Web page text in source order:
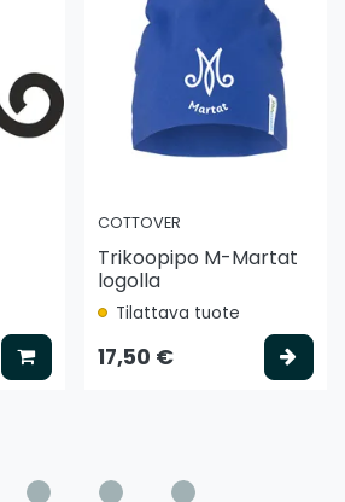
Lisää koriin
COTTOVER
Trikoopipo M-Martat
logolla
Tilattava tuote
17,50 €